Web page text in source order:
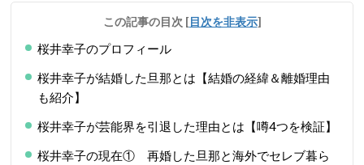
この記事の目次 [目次を非表示]
桜井幸子のプロフィール
桜井幸子が結婚した旦那とは【結婚の経緯＆離婚理由
も紹介】
桜井幸子が芸能界を引退した理由とは【噂4つを検証】
桜井幸子の現在① 再婚した旦那と海外でセレブ暮ら